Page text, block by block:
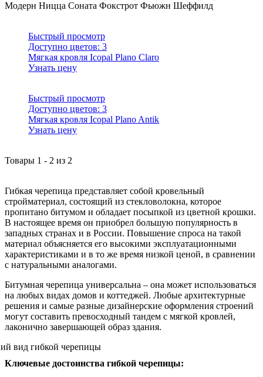
Модерн Ницца Соната Фокстрот Фьюжн Шеффилд
Быстрый просмотр
Доступно цветов: 3
Мягкая кровля Icopal Plano Claro
Узнать цену
Быстрый просмотр
Доступно цветов: 3
Мягкая кровля Icopal Plano Antik
Узнать цену
Товары 1 - 2 из 2
Гибкая черепица представляет собой кровельный
стройматериал, состоящий из стекловолокна, которое
пропитано битумом и обладает посыпкой из цветной крошки.
В настоящее время он приобрел большую популярность в
западных странах и в России. Повышение спроса на такой
материал объясняется его высокими эксплуатационными
характеристиками и в то же время низкой ценой, в сравнении
с натуральными аналогами.
Битумная черепица универсальна – она может использоваться
на любых видах домов и коттеджей. Любые архитектурные
решения и самые разные дизайнерские оформления строений
могут составить превосходный тандем с мягкой кровлей,
лаконично завершающей образ здания.
Ключевые достоинства гибкой черепицы: